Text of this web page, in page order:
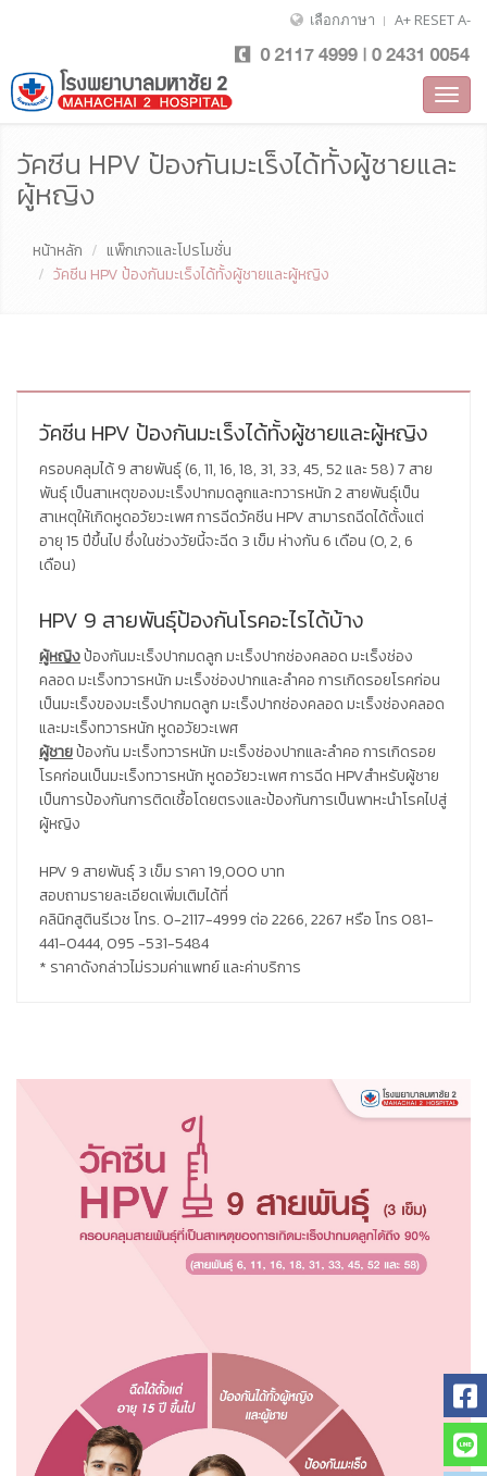
เลือกภาษา A+ RESETA-
วัคซีน HPV ป้องกันมะเร็งได้ทั้งผู้ชายและ
ผู้หญิง
หน้าหลัก
แพ็กเกจและโปรโมชั่น
วัคซีน HPV ป้องกันมะเร็งได้ทั้งผู้ชายและผู้หญิง
วัคซีน HPV ป้องกันมะเร็งได้ทั้งผู้ชายและผู้หญิง
ครอบคลุมได้ 9 สายพันธุ์ (6, 11, 16, 18, 31, 33, 45, 52 และ 58) 7 สาย
พันธุ์ เป็นสาเหตุของมะเร็งปากมดลูกและทวารหนัก 2 สายพันธุ์เป็น
สาเหตุให้เกิดหูดอวัยวะเพศ การฉีดวัคซีน HPV สามารถฉีดได้ตั้งแต่
อายุ 15 ปีขึ้นไป ซึ่งในช่วงวัยนี้จะฉีด 3 เข็ม ห่างกัน 6 เดือน (0, 2, 6
เดือน)
HPV 9 สายพันธุ์ป้องกันโรคอะไรได้บ้าง
ผู้หญิงป้องกันมะเร็งปากมดลูก มะเร็งปากช่องคลอด มะเร็งช่อง
คลอด มะเร็งทวารหนัก มะเร็งช่องปากและลำคอ การเกิดรอยโรคก่อน
เป็นมะเร็งของมะเร็งปากมดลูก มะเร็งปากช่องคลอด มะเร็งช่องคลอด
และมะเร็งทวารหนัก หูดอวัยวะเพศ
ผู้ชายป้องกัน มะเร็งทวารหนัก มะเร็งช่องปากและลำคอ การเกิดรอย
โรคก่อนเป็นมะเร็งทวารหนัก หูดอวัยวะเพศ การฉีด HPVสำหรับผู้ชาย
เป็นการป้องกันการติดเชื้อโดยตรงและป้องกันการเป็นพาหะนำโรคไปสู่
ผู้หญิง
HPV 9 สายพันธุ์ 3 เข็ม ราคา 19,000 บาท
สอบถามรายละเอียดเพิ่มเติมได้ที่
คลินิกสูตินรีเวช โทร. 0-2117-4999 ต่อ 2266, 2267 หรือ โทร 081-
441-0444, 095 -531-5484
* ราคาดังกล่าวไม่รวมค่าแพทย์ และค่าบริการ